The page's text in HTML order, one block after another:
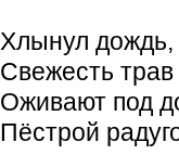
Хлынул
Свежесть
Оживают под
Пёстрой